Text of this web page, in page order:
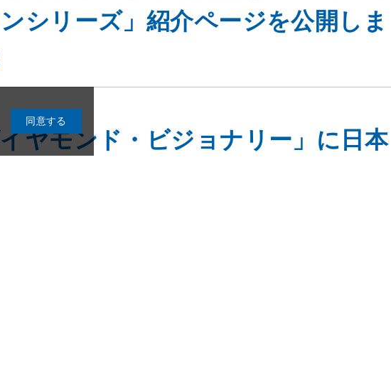
シリーズ」紹介ページを公開しま
ヤモンド・ビジョナリー」に日本
同意する